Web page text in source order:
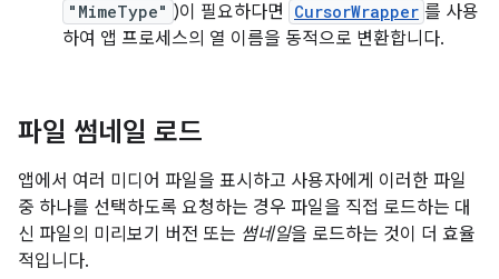
"MimeType" )이 필요하다면 CursorWrapper 를 사용
하여 앱 프로세스의 열 이름을 동적으로 변환합니다.
파일 썸네일 로드
앱에서 여러 미디어 파일을 표시하고 사용자에게 이러한 파일
중 하나를 선택하도록 요청하는 경우 파일을 직접 로드하는 대
신 파일의 미리보기 버전 또는 썸네일을 로드하는 것이 더 효율
적입니다.